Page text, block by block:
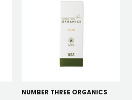
NUMBER THREE ORGANICS